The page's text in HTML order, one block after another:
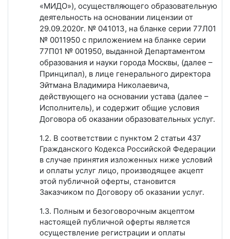
«МИДО»), осуществляющего образовательную
деятельность на основании лицензии от
29.09.2020г. № 041013, на бланке серии 77Л01
№ 0011950 с приложением на бланке серии
77П01 № 001950, выданной Департаментом
образования и науки города Москвы, (далее –
Принципал), в лице генерального директора
Эйтмана Владимира Николаевича,
действующего на основании устава (далее –
Исполнитель), и содержит общие условия
Договора об оказании образовательных услуг.
1.2. В соответствии с пунктом 2 статьи 437
Гражданского Кодекса Российской Федерации
в случае принятия изложенных ниже условий
и оплаты услуг лицо, производящее акцепт
этой публичной оферты, становится
Заказчиком по Договору об оказании услуг.
1.3. Полным и безоговорочным акцептом
настоящей публичной оферты является
осуществление регистрации и оплаты